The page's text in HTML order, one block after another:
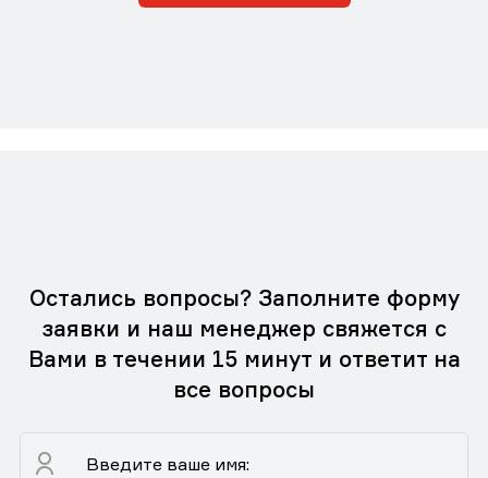
Остались вопросы? Заполните форму
заявки и наш менеджер свяжется с
Вами в течении 15 минут и ответит на
все вопросы